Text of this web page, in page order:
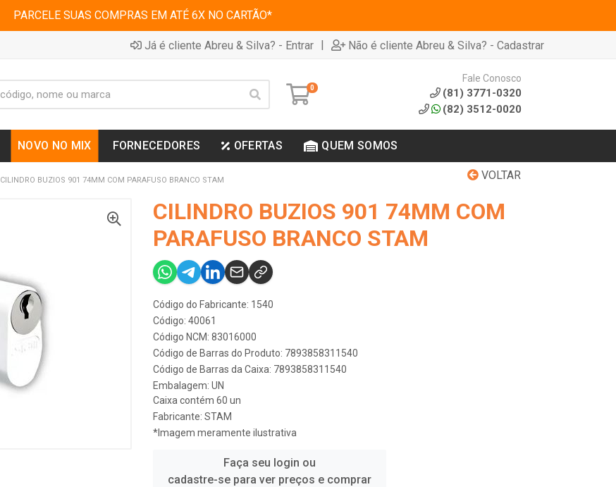
PARCELE SUAS COMPRAS EM ATÉ 6X NO CARTÃO*
Já é cliente Abreu & Silva? - Entrar | Não é cliente Abreu & Silva? - Cadastrar
0
Fale Conosco
(81) 3771-0320
(82) 3512-0020
NOVO NO MIX FORNECEDORES OFERTAS QUEM SOMOS
VOLTAR
CILINDRO BUZIOS 901 74MM COM PARAFUSO BRANCO STAM
CILINDRO BUZIOS 901 74MM COM
PARAFUSO BRANCO STAM
Código do Fabricante: 1540
Código: 40061
Código NCM: 83016000
Código de Barras do Produto: 7893858311540
Código de Barras da Caixa: 7893858311540
Embalagem: UN
Caixa contém 60 un
Fabricante: STAM
*Imagem meramente ilustrativa
Faça seu login ou
cadastre-se para ver preços e comprar